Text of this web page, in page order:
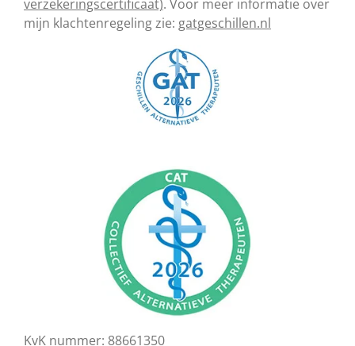
verzekeringscertificaat). Voor meer informatie over
mijn klachtenregeling zie: gatgeschillen.nl
KvK nummer: 88661350